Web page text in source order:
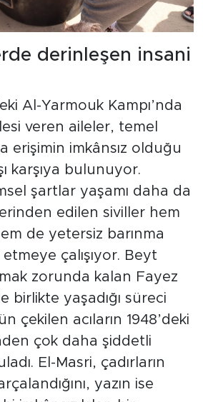
derinleşen insani
Al-Yarmouk Kampı’nda
veren aileler, temel
erişimin imkânsız olduğu
karşıya bulunuyor.
şartlar yaşamı daha da
edilen siviller hem
de yetersiz barınma
çalışıyor. Beyt
zorunda kalan Fayez
birlikte yaşadığı süreci
çekilen acıların 1948’deki
çok daha şiddetli
El-Masri, çadırların
yazın ise